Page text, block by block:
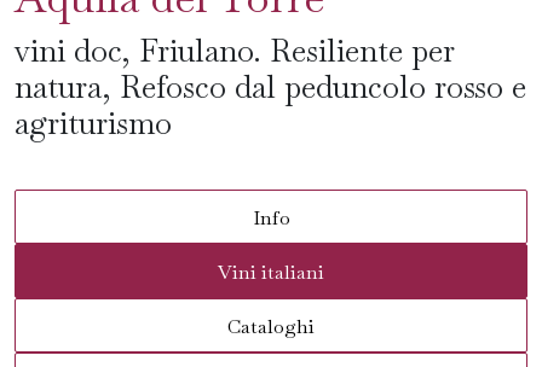
vini doc, Friulano. Resiliente per
natura, Refosco dal peduncolo rosso e
agriturismo
Info
Vini italiani
Cataloghi